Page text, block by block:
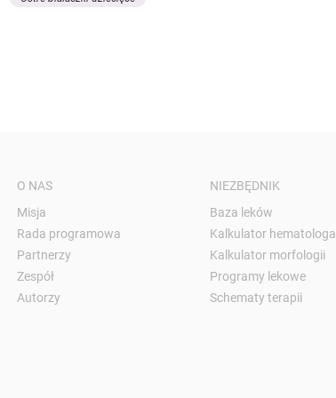
O NAS
Misja
Rada programowa
Partnerzy
Zespół
Autorzy
NIEZBĘDNIK
Baza leków
Kalkulator hematologa
Kalkulator morfologii
Programy lekowe
Schematy terapii